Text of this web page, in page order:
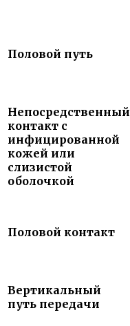
Половой путь
Непосредственный
контакт с
инфицированной
кожей или
слизистой
оболочкой
Половой контакт
Вертикальный
путь передачи